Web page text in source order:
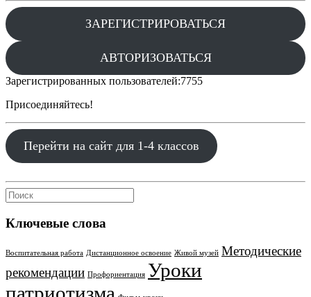
ЗАРЕГИСТРИРОВАТЬСЯ
АВТОРИЗОВАТЬСЯ
Зарегистрированных пользователей:7755
Присоединяйтесь!
Перейти на сайт для 1-4 классов
Ключевые слова
Воспитательная работа Дистанционное освоение Живой музей Методические
рекомендации Профориентация Уроки